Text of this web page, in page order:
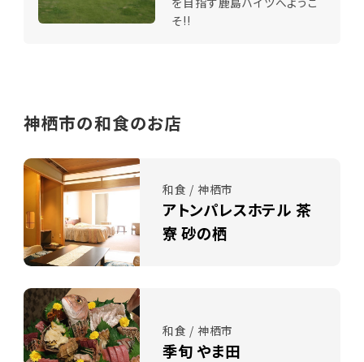
そ!!
神栖市の和食のお店
和食 / 神栖市
アトンパレスホテル 茶
寮 砂の栖
和食 / 神栖市
季旬 やま田